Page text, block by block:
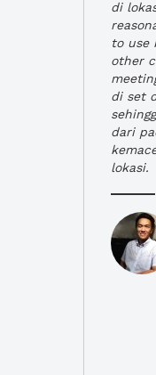
di
to use
other
di set
dari
lokasi.